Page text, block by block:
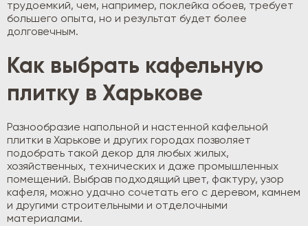
трудоемкий, чем, например, поклейка обоев, требует
большего опыта, но и результат будет более
долговечным.
Как выбрать кафельную
плитку в Харькове
Разнообразие напольной и настенной кафельной
плитки в Харькове и других городах позволяет
подобрать такой декор для любых жилых,
хозяйственных, технических и даже промышленных
помещений. Выбрав подходящий цвет, фактуру, узор
кафеля, можно удачно сочетать его с деревом, камнем
и другими строительными и отделочными
материалами.